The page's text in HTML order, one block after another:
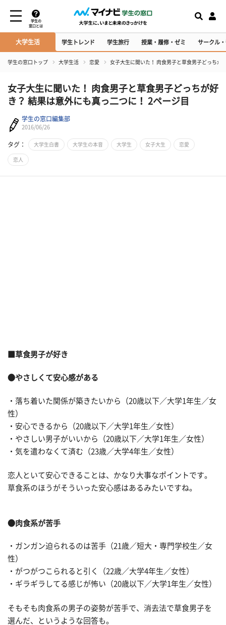
学生の
窓口とは
大学生活 学生トレンド 学生旅行 授業・履修・ゼミ サークル
学生の窓口トップ 大学生活 恋愛 女子大生に聞いた！ 肉食男子と草食男子どっちが
女子大生に聞いた！ 肉食男子と草食男子どっちが好
き？ 結果は意外にも真っ二つに！ 2ページ目
学生の窓口編集部
2016/06/26
タグ： 大学生白書 大学生の本音 大学生 女子大生 恋愛
恋人
■草食男子が好き
●やさしくて安心感がある
・落ち着いた関係が築きたいから（20歳以下／大学1年生／女
性）
・安心できるから（20歳以下／大学1年生／女性）
・やさしい男子がいいから（20歳以下／大学1年生／女性）
・気を遣わなくて済む（23歳／大学4年生／女性）
恋人といて安心できることは、かなり大事なポイントです。
草食系のほうがそういった安心感はあるみたいですね。
●肉食系が苦手
・ガンガン迫られるのは苦手（21歳／短大・専門学校生／女
性）
・がつがつこられると引く（22歳／大学4年生／女性）
・ギラギラしてる感じが怖い（20歳以下／大学1年生／女性）
そもそも肉食系の男子の姿勢が苦手で、消去法で草食男子を
選んだ、というような回答も。